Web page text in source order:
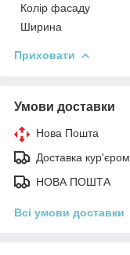
Колір фасаду
Ширина
Приховати
Умови доставки
Нова Пошта
Доставка кур'єром
НОВА ПОШТА
Всі умови доставки